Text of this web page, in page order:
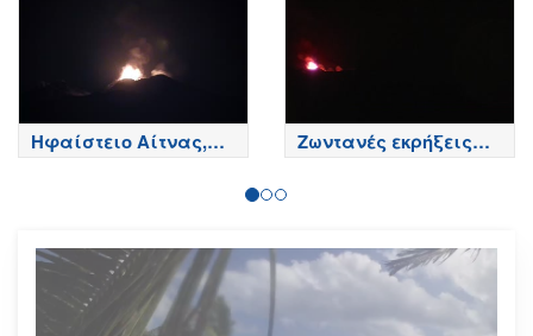
Ηφαίστειο Αίτνας,
Βόρεια πλευρά - Etna
Ζωντανές εκρήξεις
της Αίτνας